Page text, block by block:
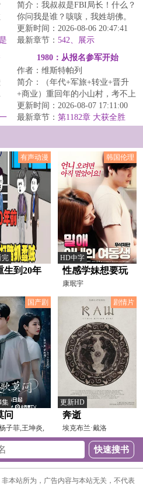
简介：我叔叔是FBI局长！什么？
你问我是谁？咳咳，我姓胡佛。
年的初夏，一名侧写师重生在叛
逆青年身上，...
更新时间：2026-08-06 20:47:41
最新章节： 542、展示
1980：从报名参军开始
作者：维斯特帕列
简介：（年代+军旅+转业+晋升
+商业）重回年的小山村，考不上
大学，做不了生意，想要跳出农
门，似乎只有报...
更新时间：2026-08-07 17:11:00
最新章节： 第1182章 大获全胜
有声动漫
完
生到20年
韩国伦理
HD中字
性感学妹想要玩
康珉宇
国产剧
集
问
子菲,王坤炎,
会长,李子
剧情片
更新HD
奔逝
埃克布兰·戴洛
夫
本站所为，广告内容与本站无关，不代表